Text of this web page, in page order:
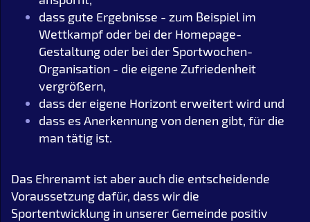
dass gute Ergebnisse - zum Beispiel im
Wettkampf oder bei der Homepage-
Gestaltung oder bei der Sportwochen-
Organisation - die eigene Zufriedenheit
vergrößern,
dass der eigene Horizont erweitert wird und
dass es Anerkennung von denen gibt, für die
man tätig ist.
Das Ehrenamt ist aber auch die entscheidende
Voraussetzung dafür, dass wir die
Sportentwicklung in unserer Gemeinde positiv